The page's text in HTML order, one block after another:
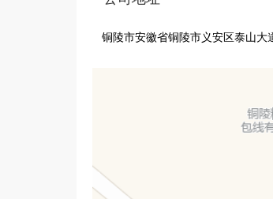
铜陵市安徽省铜陵市义安区泰山大